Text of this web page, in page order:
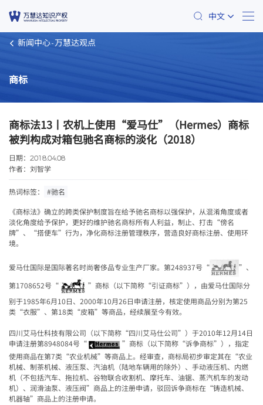
中文
新闻中心 万慧达观点
商标
商标法13丨农机上使用“爱马仕”（Hermes）商标
被判构成对箱包驰名商标的淡化（2018）
日期： 2018.04.08
作者：刘智学
热词标签： #驰名
《商标法》确立的跨类保护制度旨在给予驰名商标以强保护，从混淆角度或者
淡化角度给予保护，更好的维护驰名商标所有人利益，制止、打击 “傍名
牌” 、 “搭便车” 行为，净化商标注册管理秩序，营造良好商标注册、使用环
境。
爱马仕国际是国际著名时尚奢侈品专业生产厂家。第248937号 “ ” 、
第1708652号 “ ” 商标（以下简称 “引证商标” ），由爱马仕国际分
别于1985年6月10日、 2000年10月26日申请注册，核定使用商品分别为第25
类 “衣服” 、第18类 “皮箱” 等商品，经续展至今有效。
四川艾马仕科技有限公司（以下简称 “四川艾马仕公司” ）于2010年12月14日
申请注册第8948084号 “ ” 商标（以下简称 “诉争商标” ），指定
使用商品在第7类 “农业机械” 等商品上。经审查，商标局初步审定其在 “农业
机械、制茶机械、液压泵、汽油机（陆地车辆用的除外）、手动液压机、内燃
机（不包括汽车、拖拉机、谷物联合收割机、摩托车、油锯、蒸汽机车的发动
机）、润滑油泵、液压阀” 商品上的注册申请，驳回诉争商标在 “铸造机械、
机器轴” 商品上的注册申请。